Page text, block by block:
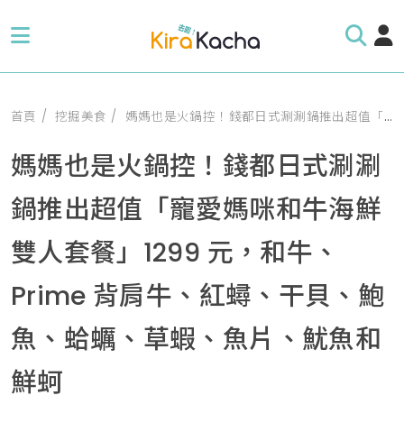
首頁 挖掘美食 媽媽也是火鍋控！錢都日式涮涮鍋推出超值「寵愛媽咪和牛海鮮雙人套餐」1299 元，和牛、Prime 背肩牛、紅蟳、干貝、鮑魚、蛤蠣、草蝦、魚片、魷魚和鮮蚵
媽媽也是火鍋控！錢都日式涮涮
鍋推出超值「寵愛媽咪和牛海鮮
雙人套餐」1299 元，和牛、
Prime 背肩牛、紅蟳、干貝、鮑
魚、蛤蠣、草蝦、魚片、魷魚和
鮮蚵